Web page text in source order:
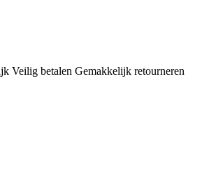
Veilig betalen Gemakkelijk retourneren